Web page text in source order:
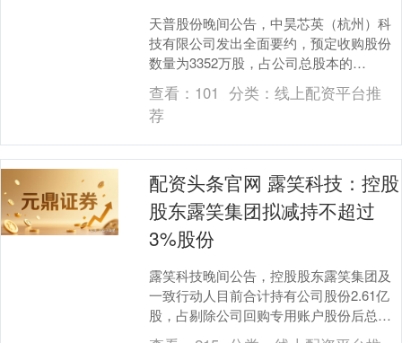
天普股份晚间公告，中昊芯英（杭州）科
技有限公司发出全面要约，预定收购股份
数量为3352万股，占公司总股本的
25.00%，要约收购价格为23.98元/股，要
约收购....
查看： 101 分类： 线上配资平台推
荐
配资头条官网 露笑科技：控股
股东露笑集团拟减持不超过
3%股份
露笑科技晚间公告，控股股东露笑集团及
一致行动人目前合计持有公司股份2.61亿
股，占剔除公司回购专用账户股份后总股
本13.67%，因自身资金需求、降低露笑集